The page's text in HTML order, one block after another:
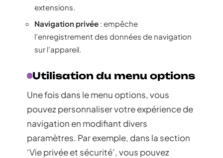
extensions.
Navigation privée : empêche
l’enregistrement des données de navigation
sur l’appareil.
Utilisation du menu options
Une fois dans le menu options, vous
pouvez personnaliser votre expérience de
navigation en modifiant divers
paramètres. Par exemple, dans la section
‘Vie privée et sécurité’, vous pouvez